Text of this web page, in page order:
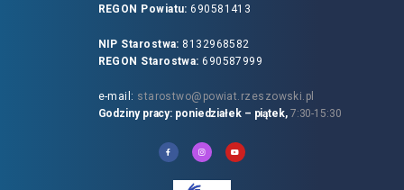
REGON Powiatu: 690581413
NIP Starostwa: 8132968582
REGON Starostwa: 690587999
e-mail: starostwo@powiat.rzeszowski.pl
Godziny pracy: poniedziałek – piątek, 7:30-15:30